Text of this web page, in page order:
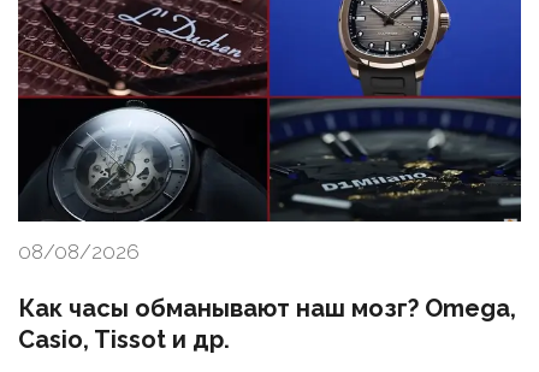
08/08/2026
Как часы обманывают наш мозг? Omega,
Casio, Tissot и др.